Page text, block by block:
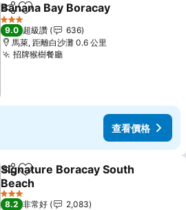
分享 加入我的最愛
Banana Bay Boracay
3 星級
9.0 超級讚
636
馬萊, 距離白沙灘 0.6 公里
招牌猴樹餐廳查看價格
查看價格
分享 加入我的最愛
Signature Boracay South
Beach
查看價格
3 星級
8.2 非常好
2,083